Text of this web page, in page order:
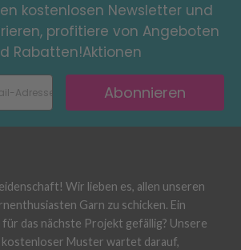
kostenlosen Newsletter und
profitiere von Angeboten
Rabatten!Aktionen
Abonnieren
Wir lieben es, allen unseren
Garn zu schicken. Ein
das nächste Projekt gefällig? Unsere
kostenloser Muster wartet darauf,